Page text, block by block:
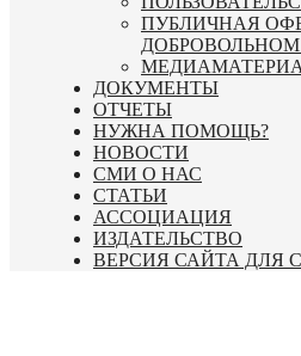
ПУБЛИЧНАЯ
ДОКУМЕНТЫ
ОТЧЕТЫ
НУЖНА ПОМОЩЬ?
НОВОСТИ
СМИ О НАС
СТАТЬИ
АССОЦИАЦИЯ
ИЗДАТЕЛЬСТВО
ВЕРСИЯ САЙТА ДЛЯ